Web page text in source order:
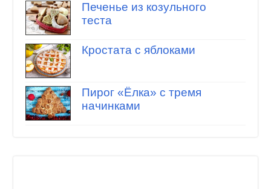
Печенье из козульного
теста
Кростата с яблоками
Пирог «Ёлка» с тремя
начинками